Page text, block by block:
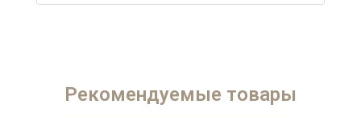
Рекомендуемые товары